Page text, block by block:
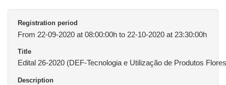
Registration period
From 22-09-2020 at 08:00:00h to 22-10-2020 at 23:30:00h
Title
Edital 26-2020 (DEF-Tecnologia e Utilização de Produtos
Description